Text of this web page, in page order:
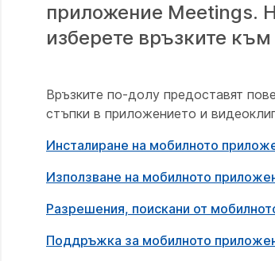
приложение Meetings.
изберете връзките
Връзките по-долу предоставят
стъпки в приложението и
Инсталиране на мобилното
Използване на мобилното
Разрешения, поискани от
Поддръжка за мобилното